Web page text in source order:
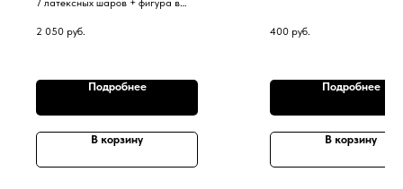
7 латексных шаров + фигура в
2 050 руб.
Подробнее
В корзину
400 руб.
Подробнее
В корзину